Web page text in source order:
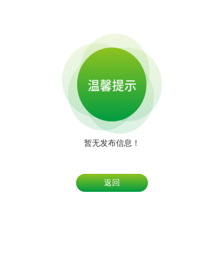
暂无发布信息！
返回